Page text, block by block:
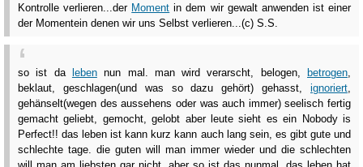
Kontrolle verlieren...der Moment in dem wir gewalt anwenden ist einer
der Momentein denen wir uns Selbst verlieren...(c) S.S.
so ist da lebennun mal. man wird verarscht, belogen, betrogen,
beklaut, geschlagen(und was so dazu gehört) gehasst, ignoriert,
gehänselt(wegen des aussehens oder was auch immer) seelisch fertig
gemacht geliebt, gemocht, gelobt aber leute sieht es ein Nobody is
Perfect!! das leben ist kann kurz kann auch lang sein, es gibt gute und
schlechte tage. die guten will man immer wieder und die schlechten